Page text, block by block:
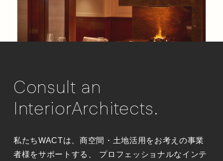
ワクトでは、デザイン設計からシンボリックなアー
つくり出します。⾔うなれば、理想的な世界観の創
造です。
Consult an
InteriorArchitects.
私たちWACTは、商空間・土地活用をお考えの事業
者様をサポートする、
プロフェッショナルなインテ